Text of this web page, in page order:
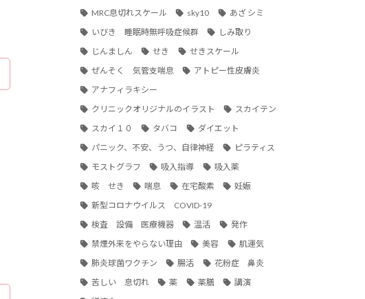
MRC息切れスケール
sky10
あざ シミ
いびき 睡眠時無呼吸症候群
しみ取り
じんましん
せき
せきスケール
ぜんそく 気管支喘息
アトピー性皮膚炎
アナフィラキシー
クリニックオリジナルのイラスト
スカイテン
スカイ１０
タバコ
ダイエット
パニック、不安、うつ、自律神経
ピラティス
モストグラフ
吸入指導
吸入薬
咳 せき
喘息 在宅酸素
妊娠
新型コロナウイルス COVID-19
検査 設備 医療機器
温活
発作
禁煙外来をやらない理由
美容
肌運気
肺炎球菌ワクチン
腸活
花粉症 鼻炎
苦しい 息切れ
薬 薬膳
講演